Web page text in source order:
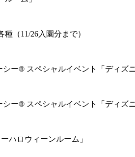
（11/26入園分まで）
ー® スペシャルイベント「ディズ
ー® スペシャルイベント「ディズ
ハロウィーンルーム」